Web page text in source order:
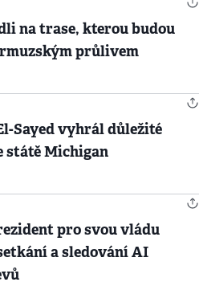
na trase, kterou budou
průlivem
Sayed vyhrál důležité
státě Michigan
pro svou vládu
a sledování AI